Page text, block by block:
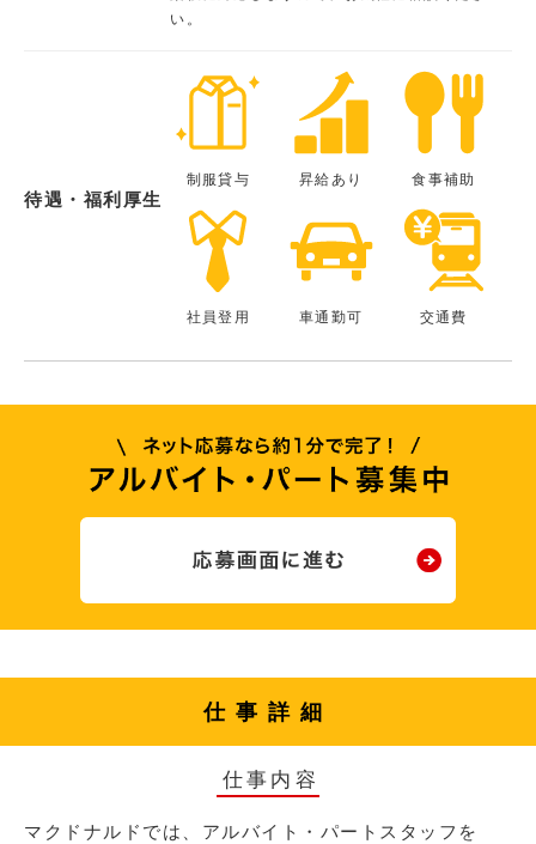
い。
待遇・福利厚生
制服貸与 昇給あり 食事補助
社員登用 車通勤可 交通費
仕事詳細
仕事内容
マクドナルドでは、アルバイト・パートスタッフを